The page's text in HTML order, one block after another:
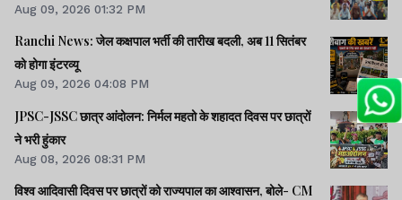
Aug 09, 2026 01:32 PM
Ranchi News: जेल कक्षपाल भर्ती की तारीख बदली, अब 11 सितंबर
को होगा इंटरव्यू
Aug 09, 2026 04:08 PM
JPSC-JSSC छात्र आंदोलन: निर्मल महतो के शहादत दिवस पर छात्रों
ने भरी हुंकार
Aug 08, 2026 08:31 PM
विश्व आदिवासी दिवस पर छात्रों को राज्यपाल का आश्वासन, बोले- CM